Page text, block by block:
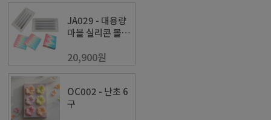
JA029 - 대용량
마블 실리콘 몰드
릴 칸막이
20,900원
OC002 - 난초 6
구